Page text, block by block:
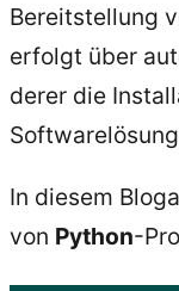
Bereitstellung
erfolgt über
derer die
In diesem
von Python-